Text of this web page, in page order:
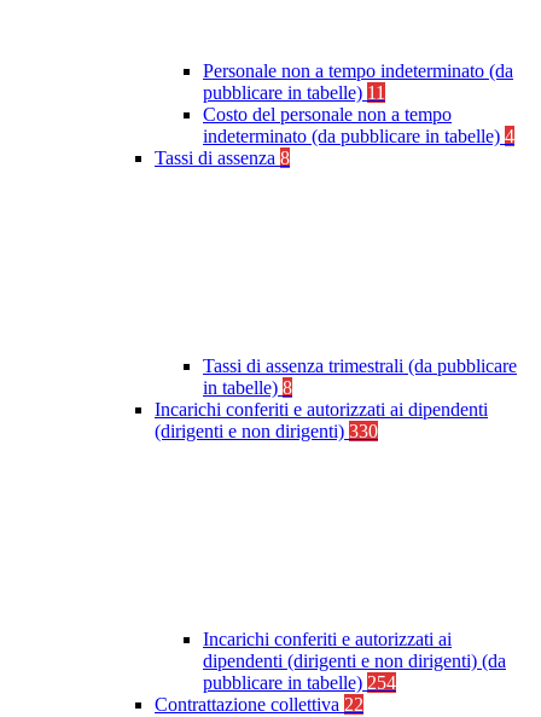
Personale non a tempo indeterminato (da
pubblicare in tabelle) 11
Costo del personale non a tempo
indeterminato (da pubblicare in tabelle) 4
Tassi di assenza 8
Tassi di assenza trimestrali (da pubblicare
in tabelle) 8
Incarichi conferiti e autorizzati ai dipendenti
(dirigenti e non dirigenti) 330
Incarichi conferiti e autorizzati ai
dipendenti (dirigenti e non dirigenti) (da
pubblicare in tabelle) 254
Contrattazione collettiva 22